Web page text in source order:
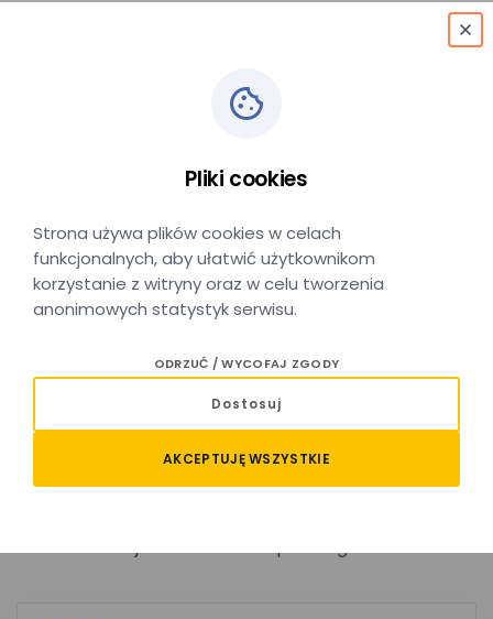
O spółce
Spółka Koleje Małopolskie sp. z o.o.
to polski przewoźnik multimodalny
Powołana w celu świadczenia usług użyteczności
publicznej w zakresie transportu publicznego
na terenie województwa małopolskiego
Pliki cookies
Strona używa plików cookies w celach
funkcjonalnych, aby ułatwić użytkownikom
korzystanie z witryny oraz w celu tworzenia
anonimowych statystyk serwisu.
ODRZUĆ / WYCOFAJ ZGODY
Dostosuj
AKCEPTUJĘ WSZYSTKIE